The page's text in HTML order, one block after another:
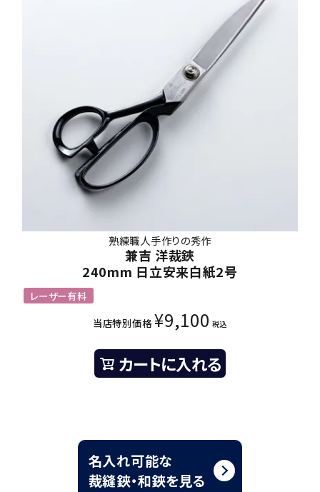
熟練職人手作りの秀作
兼吉 洋裁鋏
240mm 日立安来白紙2号
レーザー有料
当店特別価格 ¥9,100 税込
カートに入れる
名入れ可能な
裁縫鋏・和鋏を見る